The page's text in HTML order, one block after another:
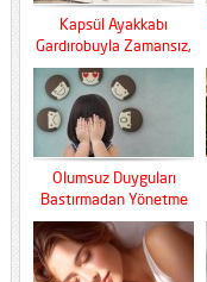
Kapsül Ayakkabı
Gardırobuyla Zamansız,
Fonksiyonel Ve Konfor
Olumsuz Duyguları
Bastırmadan Yönetme
Sanatı